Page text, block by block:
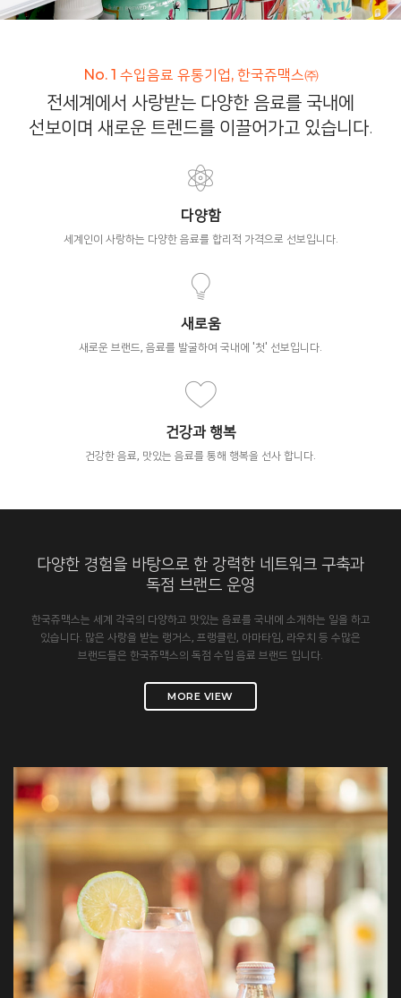
No. 1 수입음료 유통기업, 한국쥬맥스㈜
전세계에서 사랑받는 다양한 음료를 국내에
선보이며 새로운 트렌드를 이끌어가고 있습니다.
다양함
세계인이 사랑하는 다양한 음료를 합리적 가격으로 선보입니다.
새로움
새로운 브랜드, 음료를 발굴하여 국내에 '첫' 선보입니다.
건강과 행복
건강한 음료, 맛있는 음료를 통해 행복을 선사 합니다.
다양한 경험을 바탕으로 한 강력한 네트워크 구축과
독점 브랜드 운영
한국쥬맥스는 세계 각국의 다양하고 맛있는 음료를 국내에 소개하는 일을 하고
있습니다. 많은 사랑을 받는 랭거스, 프랭클린, 아마타임, 라우치 등 수많은
브랜드들은 한국쥬맥스의 독점 수입 음료 브랜드 입니다.
MORE VIEW